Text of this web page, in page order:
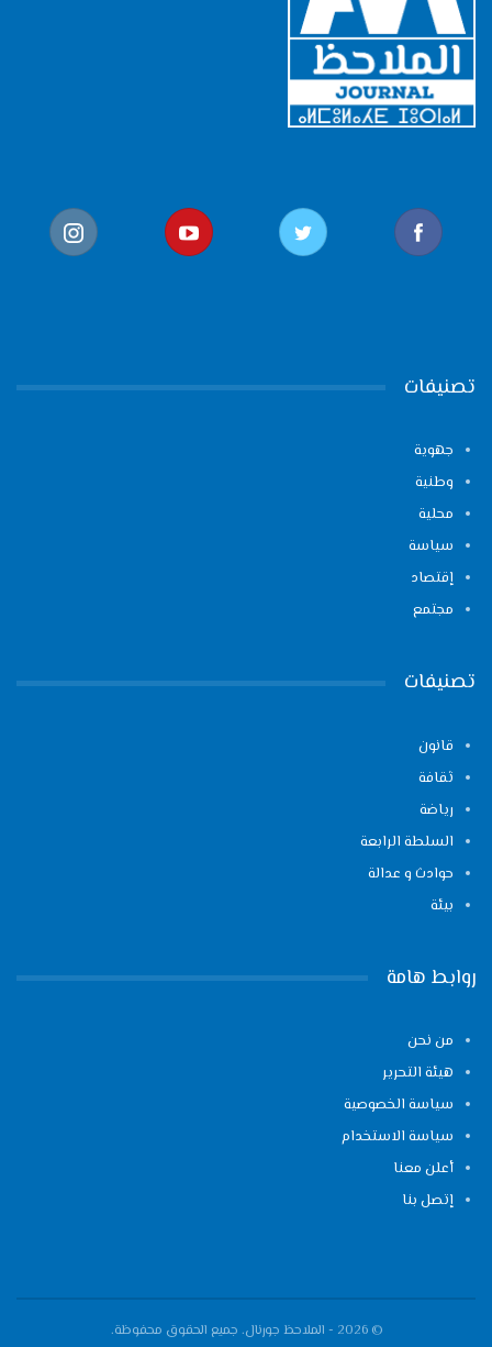
تصنيفات
جهوية
وطنية
محلية
سياسة
إقتصاد
مجتمع
تصنيفات
قانون
ثقافة
رياضة
السلطة الرابعة
حوادث و عدالة
بيئة
روابط هامة
من نحن
هيئة التحرير
سياسة الخصوصية
سياسة الاستخدام
أعلن معنا
إتصل بنا
© 2026 - الملاحظ جورنال. جميع الحقوق محفوظة.